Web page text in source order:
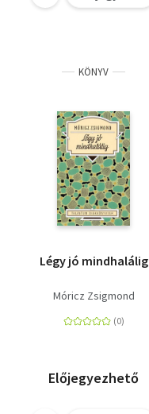
KÖNYV
Légy jó mindhalálig
Móricz Zsigmond
Előjegyezhető